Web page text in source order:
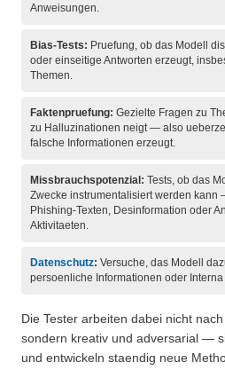
Anweisungen.
Bias-Tests: Pruefung, ob das Modell
oder einseitige Antworten erzeugt,
Themen.
Faktenpruefung: Gezielte Fragen zu
zu Halluzinationen neigt — also
falsche Informationen erzeugt.
Missbrauchspotenzial: Tests, ob das
Zwecke instrumentalisiert werden kann
Phishing-Texten, Desinformation oder
Aktivitaeten.
Datenschutz: Versuche, das Modell
persoenliche Informationen oder
Die Tester arbeiten dabei nicht
sondern kreativ und adversarial —
und entwickeln staendig neue